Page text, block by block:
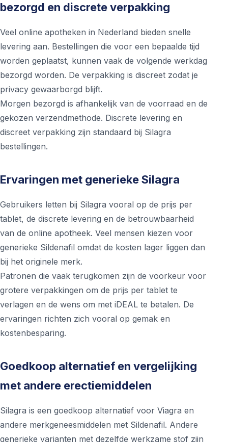
bezorgd en discrete verpakking
Veel online apotheken in Nederland bieden snelle
levering aan. Bestellingen die voor een bepaalde tijd
worden geplaatst, kunnen vaak de volgende werkdag
bezorgd worden. De verpakking is discreet zodat je
privacy gewaarborgd blijft.
Morgen bezorgd is afhankelijk van de voorraad en de
gekozen verzendmethode. Discrete levering en
discreet verpakking zijn standaard bij Silagra
bestellingen.
Ervaringen met generieke Silagra
Gebruikers letten bij Silagra vooral op de prijs per
tablet, de discrete levering en de betrouwbaarheid
van de online apotheek. Veel mensen kiezen voor
generieke Sildenafil omdat de kosten lager liggen dan
bij het originele merk.
Patronen die vaak terugkomen zijn de voorkeur voor
grotere verpakkingen om de prijs per tablet te
verlagen en de wens om met iDEAL te betalen. De
ervaringen richten zich vooral op gemak en
kostenbesparing.
Goedkoop alternatief en vergelijking
met andere erectiemiddelen
Silagra is een goedkoop alternatief voor Viagra en
andere merkgeneesmiddelen met Sildenafil. Andere
generieke varianten met dezelfde werkzame stof zijn